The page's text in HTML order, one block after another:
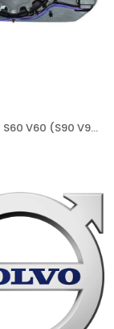
CAM VOLVO S60 V60 (S90 V90 2017-) 2019- ISITMALI ASFERİK BLİS SOL